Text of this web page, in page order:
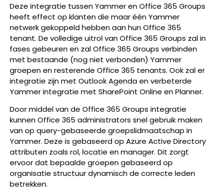
Deze integratie tussen Yammer en Office 365 Groups
heeft effect op klanten die maar één Yammer
netwerk gekoppeld hebben aan hun Office 365
tenant. De volledige uitrol van Office 365 Groups zal in
fases gebeuren en zal Office 365 Groups verbinden
met bestaande (nog niet verbonden) Yammer
groepen en resterende Office 365 tenants. Ook zal er
integratie zijn met Outlook Agenda en verbeterde
Yammer integratie met SharePoint Online en Planner.
Door middel van de Office 365 Groups integratie
kunnen Office 365 administrators snel gebruik maken
van op query-gebaseerde groepslidmaatschap in
Yammer. Deze is gebaseerd op Azure Active Directory
attributen zoals rol, locatie en manager. Dit zorgt
ervoor dat bepaalde groepen gebaseerd op
organisatie structuur dynamisch de correcte leden
betrekken.